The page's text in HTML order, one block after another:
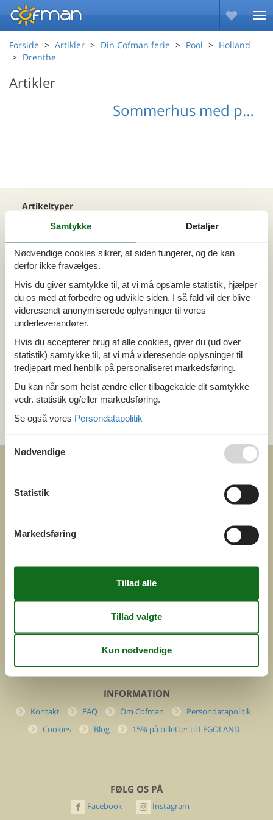
Forside Artikler Din Cofman ferie Pool
Holland
Drenthe
Artikler
Sommerhus med pool Drenthe
Artikeltyper
Din Cofman ferie
Område
Alle
Holland
Drenthe
Tema
Alle
Pool
Kategori
Alle
DK-7400 Herning
Cofman.com
Momsnr.: DK26347688
(+45) 7877 0427
INFORMATION
Kontakt FAQ Om Cofman
Persondatapolitik
Cookies
Blog 15% på billetter til LEGOLAND
FØLG OS PÅ
Facebook Instagram
Samtykke Detaljer
Nødvendige cookies sikrer, at siden fungerer, og de kan
derfor ikke fravælges.
Hvis du giver samtykke til, at vi må opsamle statistik, hjælper
du os med at forbedre og udvikle siden. I så fald vil der blive
videresendt anonymiserede oplysninger til vores
underleverandører.
Hvis du accepterer brug af alle cookies, giver du (ud over
statistik) samtykke til, at vi må videresende oplysninger til
tredjepart med henblik på personaliseret markedsføring.
Du kan når som helst ændre eller tilbagekalde dit samtykke
vedr. statistik og/eller markedsføring.
Se også vores Persondatapolitik
Nødvendige
Statistik
Markedsføring